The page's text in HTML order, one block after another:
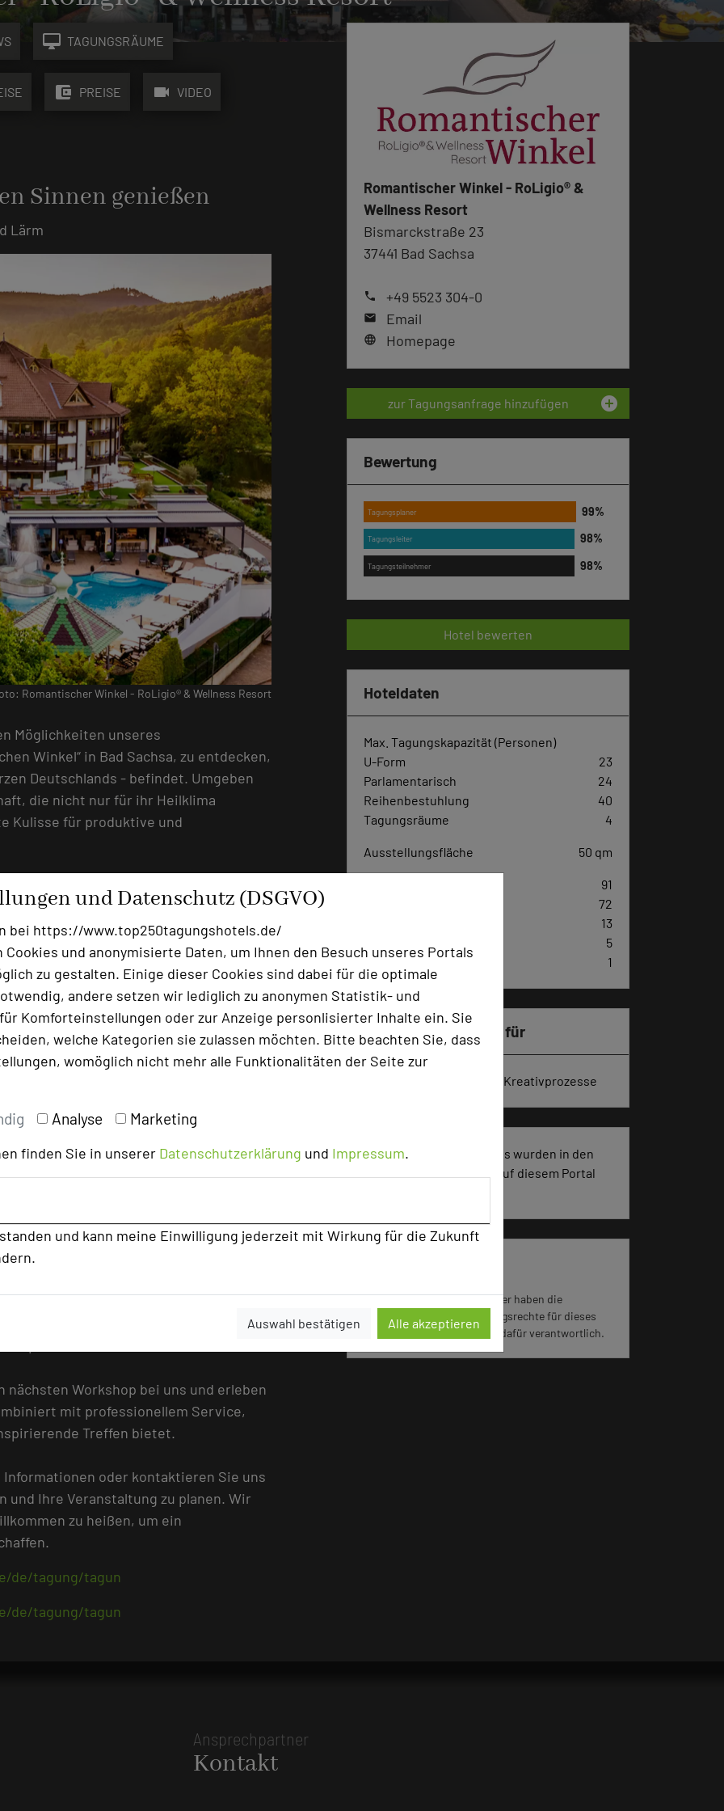
und Datenschutz (DSGVO)
bei https://www.top250tagungshotels.de/
und anonymisierte Daten, um Ihnen den Besuch unseres Portals
zu gestalten. Einige dieser Cookies sind dabei für die optimale
andere setzen wir lediglich zu anonymen Statistik- und
Komforteinstellungen oder zur Anzeige personlisierter Inhalte ein. Sie
welche Kategorien sie zulassen möchten. Bitte beachten Sie, dass
womöglich nicht mehr alle Funktionalitäten der Seite zur
Analyse Marketing
finden Sie in unserer Datenschutzerklärung und Impressum.
und kann meine Einwilligung jederzeit mit Wirkung für die Zukunft
Auswahl bestätigen Alle akzeptieren
desktop_mac TAGUNGSRÄUME
account_balance_wallet PREISE videocam VIDEO
Sinnen genießen
Lärm
Romantischer Winkel - RoLigio® & Wellness Resort
Möglichkeiten unseres
Winkel“ in Bad Sachsa, zu entdecken,
Deutschlands - befindet. Umgeben
die nicht nur für ihr Heilklima
Kulisse für produktive und
Licht durchflutet und schaffen eine
Für ein noch intensiveres
Ihre Gruppenarbeiten nach draußen
die inspirierende Umgebung, die
Erlebnis machen.
Lösungen für die
die speziell dafür konzipiert
nächsten Workshop bei uns und erleben
mit professionellem Service,
Treffen bietet.
oder kontaktieren Sie uns
Ihre Veranstaltung zu planen. Wir
zu heißen, um ein
de/tagung/tagun
de/tagung/tagun
Romantischer Winkel - RoLigio® &
Wellness Resort
Bismarckstraße 23
37441 Bad Sachsa
phone +49 5523 304-0
mail Email
language Homepage
zur Tagungsanfrage hinzufügen add_circle
Bewertung
Tagungsplaner
Tagungsleiter
Tagungsteilnehmer
Hotel bewerten
Hoteldaten
Max. Tagungskapazität (Personen)
U-Form
23
Parlamentarisch
24
Reihenbestuhlung
40
Tagungsräume
4
Ausstellungsfläche 50 qm
91
72
13
5
Loft
1
Besonders geeignet für
Seminar, Klausur, Event, Kreativprozesse
2279 Seiten dieses Hotels wurden in den
vergangenen 30 Tagen auf diesem Portal
Für die Verwendung der Bilder haben die
jeweiligen Hotels die Nutzungsrechte für dieses
Portal eingeräumt und sind dafür verantwortlich.
Ansprechpartner
Kontakt